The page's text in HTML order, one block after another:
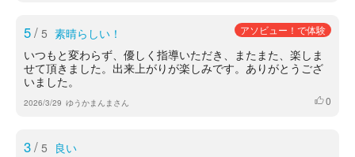
5/ 5 素晴らしい！ アソビュー！で体験
いつもと変わらず、優しく指導いただき、またまた、楽しま
せて頂きました。出来上がりが楽しみです。ありがとうござ
いました。
2026/3/29 ゆうかまんまさん いいね
0
3/ 5 良い